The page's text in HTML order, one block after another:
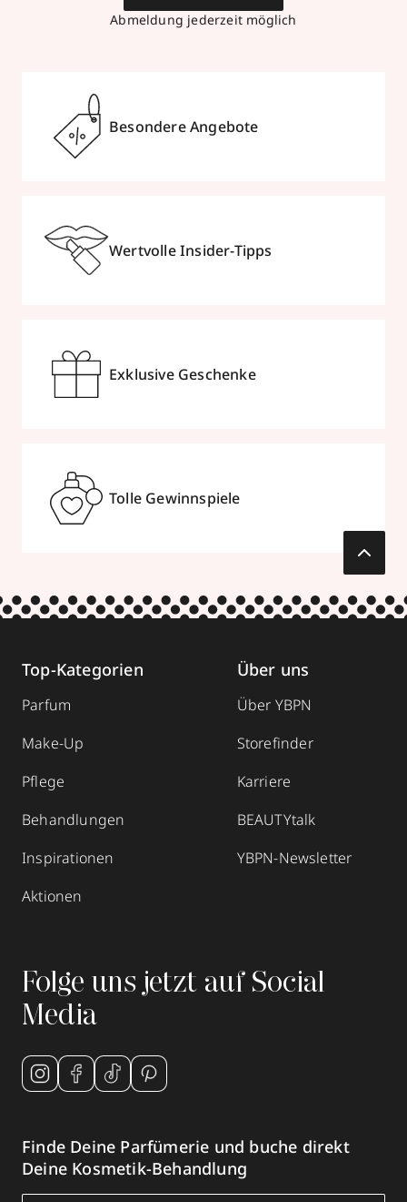
Abmeldung jederzeit möglich
Besondere Angebote
Wertvolle Insider-Tipps
Exklusive Geschenke
Tolle Gewinnspiele
Top-Kategorien
Parfum
Make-Up
Pflege
Behandlungen
Inspirationen
Aktionen
Über uns
Über YBPN
Storefinder
Karriere
BEAUTYtalk
YBPN-Newsletter
Folge uns jetzt auf Social
Media
Finde Deine Parfümerie und buche direkt
Deine Kosmetik-Behandlung